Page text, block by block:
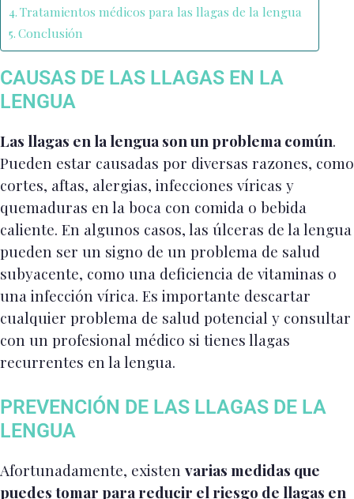
Tratamientos médicos para las llagas de la lengua
Conclusión
CAUSAS DE LAS LLAGAS EN LA
LENGUA
Las llagas en la lengua son un problema común.
Pueden estar causadas por diversas razones, como
cortes, aftas, alergias, infecciones víricas y
quemaduras en la boca con comida o bebida
caliente. En algunos casos, las úlceras de la lengua
pueden ser un signo de un problema de salud
subyacente, como una deficiencia de vitaminas o
una infección vírica. Es importante descartar
cualquier problema de salud potencial y consultar
con un profesional médico si tienes llagas
recurrentes en la lengua.
PREVENCIÓN DE LAS LLAGAS DE LA
LENGUA
Afortunadamente, existen varias medidas que
puedes tomar para reducir el riesgo de llagas en